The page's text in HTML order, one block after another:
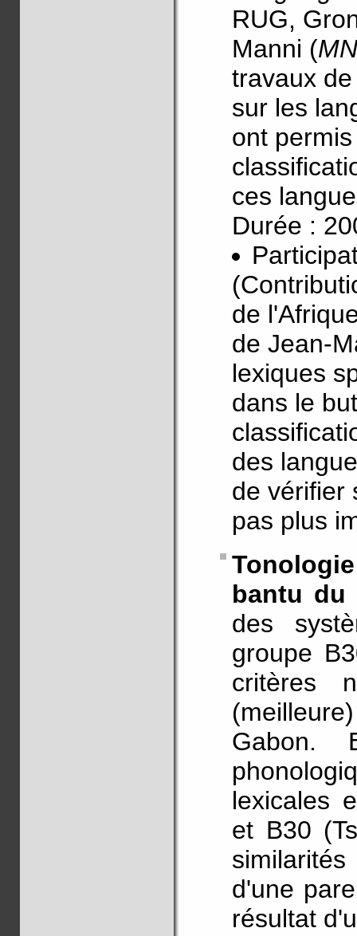
RUG,
Manni (
travaux
sur les
ont
ces
Durée :
de
de Jean-
lexiques
dans le
des
de vérifier
pas plus
bantu du
des
groupe
critères
Gabon.
lexicales
et B30
d'une
résultat